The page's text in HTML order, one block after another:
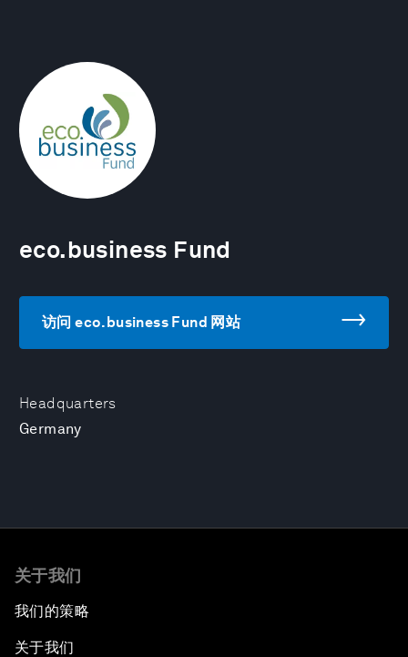
Headquarters
Germany
eco.business Fund
访问 eco.business Fund 网站
关于我们
我们的策略
关于我们